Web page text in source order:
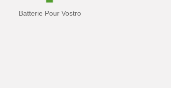
Batterie Pour Vostro